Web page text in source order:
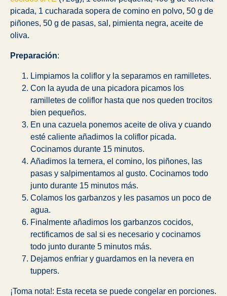
picada, 1 cucharada sopera de comino en polvo, 50 g de
piñones, 50 g de pasas, sal, pimienta negra, aceite de
oliva.
Preparación:
Limpiamos la coliflor y la separamos en ramilletes.
Con la ayuda de una picadora picamos los
ramilletes de coliflor hasta que nos queden trocitos
bien pequeños.
En una cazuela ponemos aceite de oliva y cuando
esté caliente añadimos la coliflor picada.
Cocinamos durante 15 minutos.
Añadimos la ternera, el comino, los piñones, las
pasas y salpimentamos al gusto. Cocinamos todo
junto durante 15 minutos más.
Colamos los garbanzos y les pasamos un poco de
agua.
Finalmente añadimos los garbanzos cocidos,
rectificamos de sal si es necesario y cocinamos
todo junto durante 5 minutos más.
Dejamos enfriar y guardamos en la nevera en
tuppers.
¡Toma nota!: Esta receta se puede congelar en porciones.